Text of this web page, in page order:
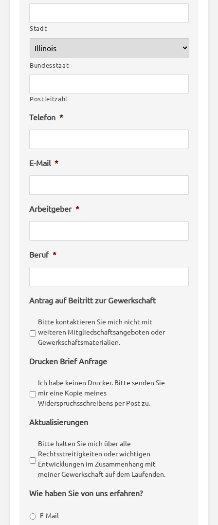
Stadt
Bundesstaat
Postleitzahl
Telefon *
E-Mail *
Arbeitgeber *
Beruf *
Antrag auf Beitritt zur Gewerkschaft
Bitte kontaktieren Sie mich nicht mit
weiteren Mitgliedschaftsangeboten oder
Gewerkschaftsmaterialien.
Drucken Brief Anfrage
Ich habe keinen Drucker. Bitte senden Sie
mir eine Kopie meines
Widerspruchsschreibens per Post zu.
Aktualisierungen
Bitte halten Sie mich über alle
Rechtsstreitigkeiten oder wichtigen
Entwicklungen im Zusammenhang mit
meiner Gewerkschaft auf dem Laufenden.
Wie haben Sie von uns erfahren?
E-Mail